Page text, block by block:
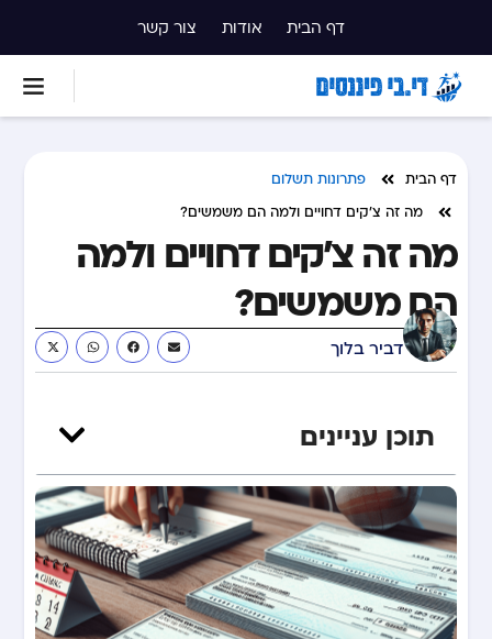
דף הבית אודות צור קשר
דף הבית
פתרונות תשלום
מה זה צ’קים דחויים ולמה הם משמשים?
מה זה צ’קים דחויים ולמה
הם משמשים?
דביר בלוך
תוכן עניינים